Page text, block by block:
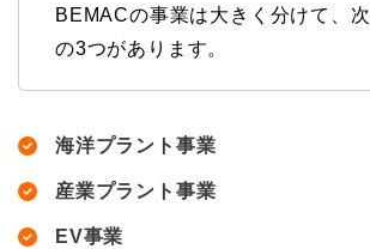
BEMACの事業は大きく分けて、次
の3つがあります。
海洋プラント事業
産業プラント事業
EV事業